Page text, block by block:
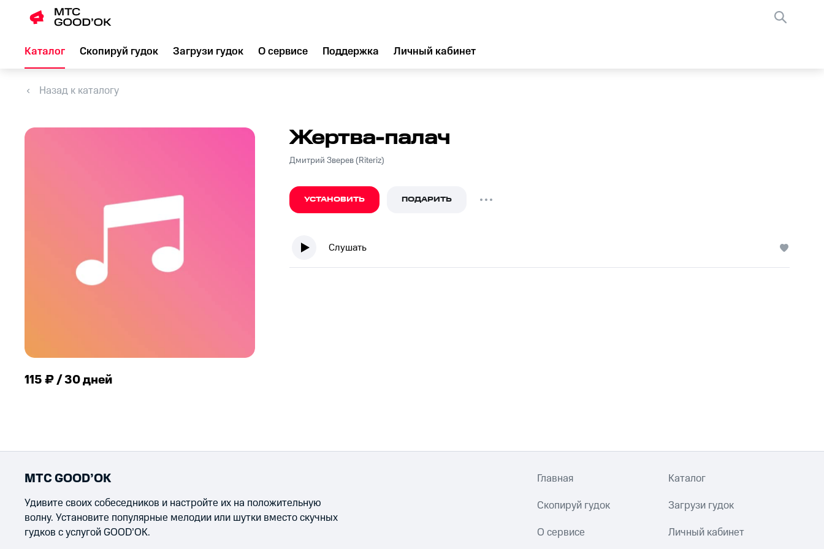
Каталог Скопируй гудок Загрузи гудок О сервисе Поддержка Личный кабинет
Назад к каталогу
115 ₽ / 30 дней
Жертва-палач
Дмитрий Зверев (Riteriz)
УСТАНОВИТЬ ПОДАРИТЬ
Слушать
МТС GOOD’OK
Удивите своих собеседников и настройте их на положительную
волну. Установите популярные мелодии или шутки вместо скучных
гудков с услугой GOOD’OK.
Главная Каталог
Скопируй гудок Загрузи гудок
О сервисе Личный кабинет